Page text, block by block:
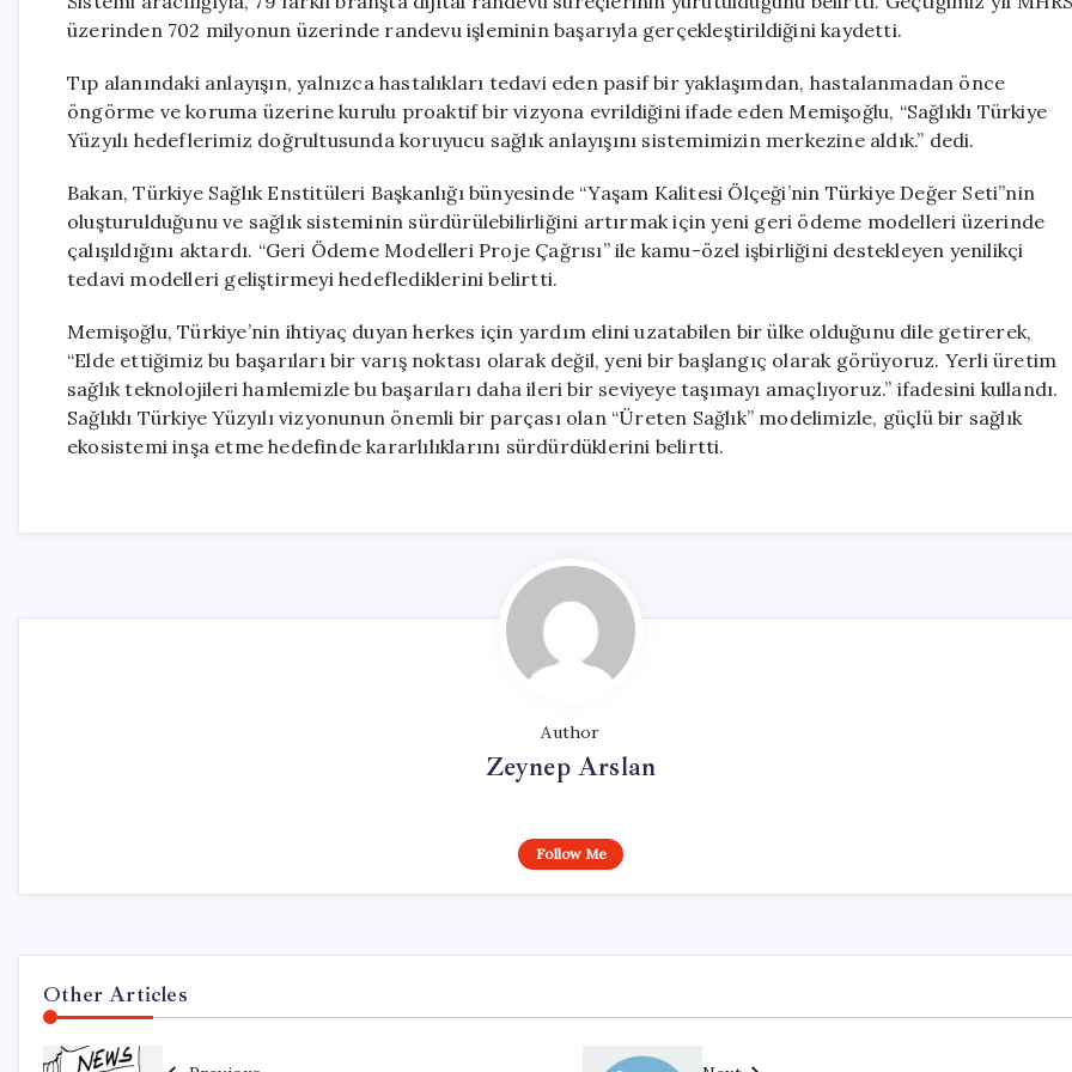
üzerinden 702 milyonun üzerinde randevu işleminin başarıyla gerçekleştirildiğini kaydetti.
Tıp alanındaki anlayışın, yalnızca hastalıkları tedavi eden pasif bir yaklaşımdan, hastalanmadan önce
öngörme ve koruma üzerine kurulu proaktif bir vizyona evrildiğini ifade eden Memişoğlu, “Sağlıklı Türkiye
Yüzyılı hedeflerimiz doğrultusunda koruyucu sağlık anlayışını sistemimizin merkezine aldık.” dedi.
Bakan, Türkiye Sağlık Enstitüleri Başkanlığı bünyesinde “Yaşam Kalitesi Ölçeği’nin Türkiye Değer Seti”nin
oluşturulduğunu ve sağlık sisteminin sürdürülebilirliğini artırmak için yeni geri ödeme modelleri üzerinde
çalışıldığını aktardı. “Geri Ödeme Modelleri Proje Çağrısı” ile kamu-özel işbirliğini destekleyen yenilikçi
tedavi modelleri geliştirmeyi hedeflediklerini belirtti.
Memişoğlu, Türkiye’nin ihtiyaç duyan herkes için yardım elini uzatabilen bir ülke olduğunu dile getirerek,
“Elde ettiğimiz bu başarıları bir varış noktası olarak değil, yeni bir başlangıç olarak görüyoruz. Yerli üretim
sağlık teknolojileri hamlemizle bu başarıları daha ileri bir seviyeye taşımayı amaçlıyoruz.” ifadesini kullandı.
Sağlıklı Türkiye Yüzyılı vizyonunun önemli bir parçası olan “Üreten Sağlık” modelimizle, güçlü bir sağlık
ekosistemi inşa etme hedefinde kararlılıklarını sürdürdüklerini belirtti.
Author
Zeynep Arslan
Follow Me
Other Articles